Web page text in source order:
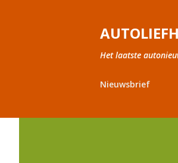
Het laatste
Nieuwsbrief